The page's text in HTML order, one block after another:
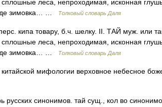
леса, непроходимая, исконная
зимовка… …
Толковый словарь Даля
кипа товару, б.ч. шелку. II. ТАЙ муж. или
леса, непроходимая, исконная
зимовка… …
Толковый словарь Даля
мифологии верховное небесное
русских синонимов. тай сущ., кол во